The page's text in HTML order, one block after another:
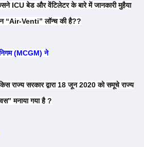
ICU बेड और वेंटिलेटर के बारे में जानकारी मुहैया
“Air-Venti” लॉन्च की है??
(MCGM) ने
राज्य सरकार द्वारा 18 जून 2020 को समूचे राज्य
मनाया गया है ?